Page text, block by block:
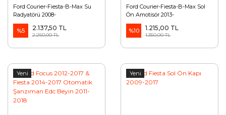
Ford Courier-Fiesta-B-Max Su
Radyatörü 2008-
%5 2.137,50 TL
2.250,00 TL
Ford Courier-Fiesta-B-Max Sol
Ön Amotisör 2013-
%10 1.215,00 TL
1.350,00 TL
Yeni Yeni